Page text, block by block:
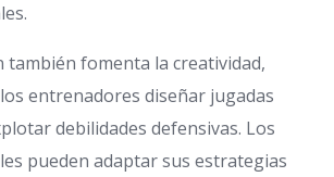
también fomenta la creatividad,
entrenadores diseñar jugadas
debilidades defensivas. Los
pueden adaptar sus estrategias